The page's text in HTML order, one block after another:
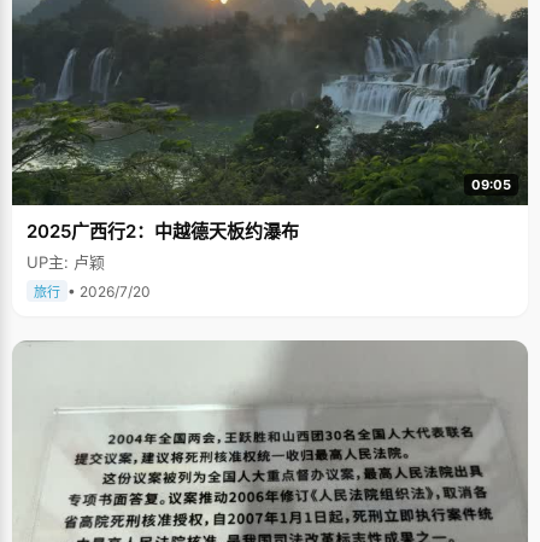
09:05
2025广西行2：中越德天板约瀑布
UP主: 卢颖
旅行 • 2026/7/20